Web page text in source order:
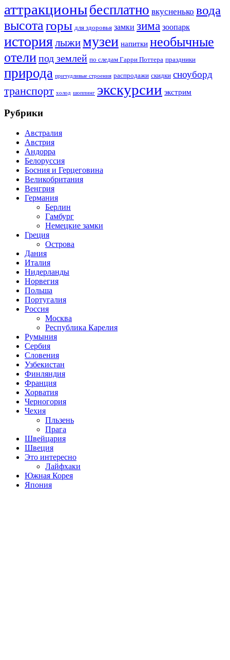
аттракционыбесплатно вкусненько вода
высота горы для здоровья замки зима зоопарк
историялыжимузеи напитки необычные
отелипод землей по следам Гарри Поттера праздники
природа причудливые строения распродажи скидки сноуборд
транспорт холод шоппинг экскурсии экстрим
Рубрики
Австралия
Австрия
Андорра
Белоруссия
Босния и Герцеговина
Великобритания
Венгрия
Германия
Берлин
Гамбург
Немецкие замки
Греция
Острова
Дания
Италия
Нидерланды
Норвегия
Польша
Португалия
Россия
Москва
Республика Карелия
Румыния
Сербия
Словения
Узбекистан
Финляндия
Франция
Хорватия
Черногория
Чехия
Пльзень
Прага
Швейцария
Швеция
Это интересно
Лайфхаки
Южная Корея
Япония